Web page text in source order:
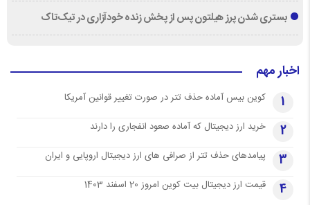
بستری شدن پرز هیلتون پس از پخش زنده خودآزاری در تیک‌تاک
اخبار مهم
1 کوین بیس آماده حذف تتر در صورت تغییر قوانین آمریکا
2 خرید ارز دیجیتال که آماده صعود انفجاری را دارند
3 پیامدهای حذف تتر از صرافی های ارز دیجیتال اروپایی و ایران
4 قیمت ارز دیجیتال بیت کوین امروز 20 اسفند 1403